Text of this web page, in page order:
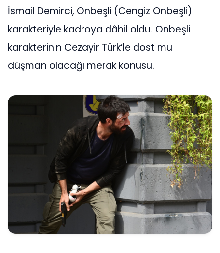
İsmail Demirci, Onbeşli (Cengiz Onbeşli)
karakteriyle kadroya dâhil oldu. Onbeşli
karakterinin Cezayir Türk’le dost mu
düşman olacağı merak konusu.